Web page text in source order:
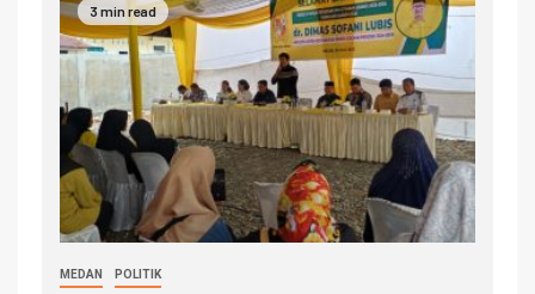
3 min read
MEDAN POLITIK